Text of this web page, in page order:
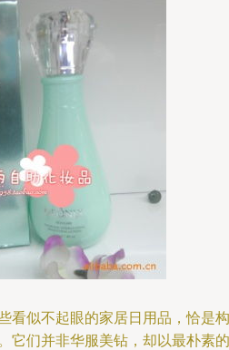
看似不起眼的家居日用品，恰是构
它们并非华服美钻，却以最朴素的